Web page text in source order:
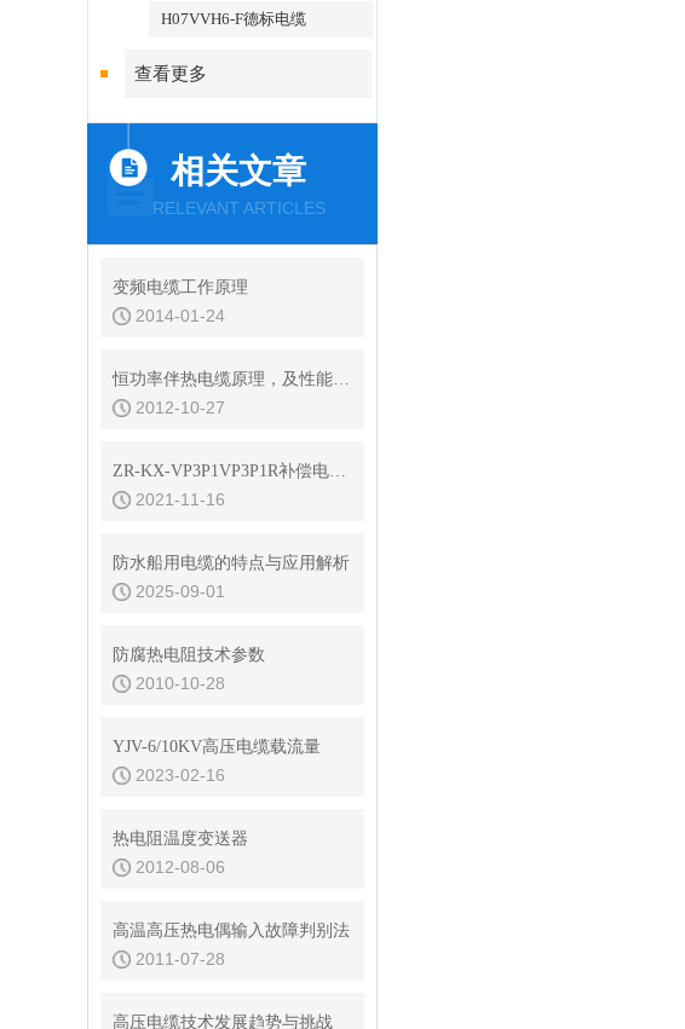
H07VVH6-F德标电缆
查看更多
相关文章
RELEVANT ARTICLES
变频电缆工作原理
2014-01-24
恒功率伴热电缆原理，及性能和特点
2012-10-27
ZR-KX-VP3P1VP3P1R补偿电缆规格书
2021-11-16
防水船用电缆的特点与应用解析
2025-09-01
防腐热电阻技术参数
2010-10-28
YJV-6/10KV高压电缆载流量
2023-02-16
热电阻温度变送器
2012-08-06
高温高压热电偶输入故障判别法
2011-07-28
高压电缆技术发展趋势与挑战